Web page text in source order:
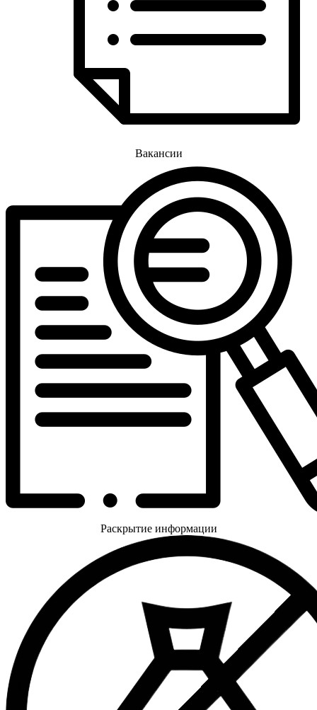
Вакансии
Раскрытие информации